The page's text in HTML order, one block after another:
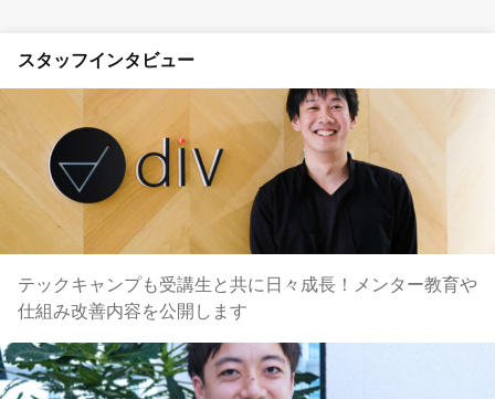
スタッフインタビュー
テックキャンプも受講生と共に日々成長！メンター教育や
仕組み改善内容を公開します